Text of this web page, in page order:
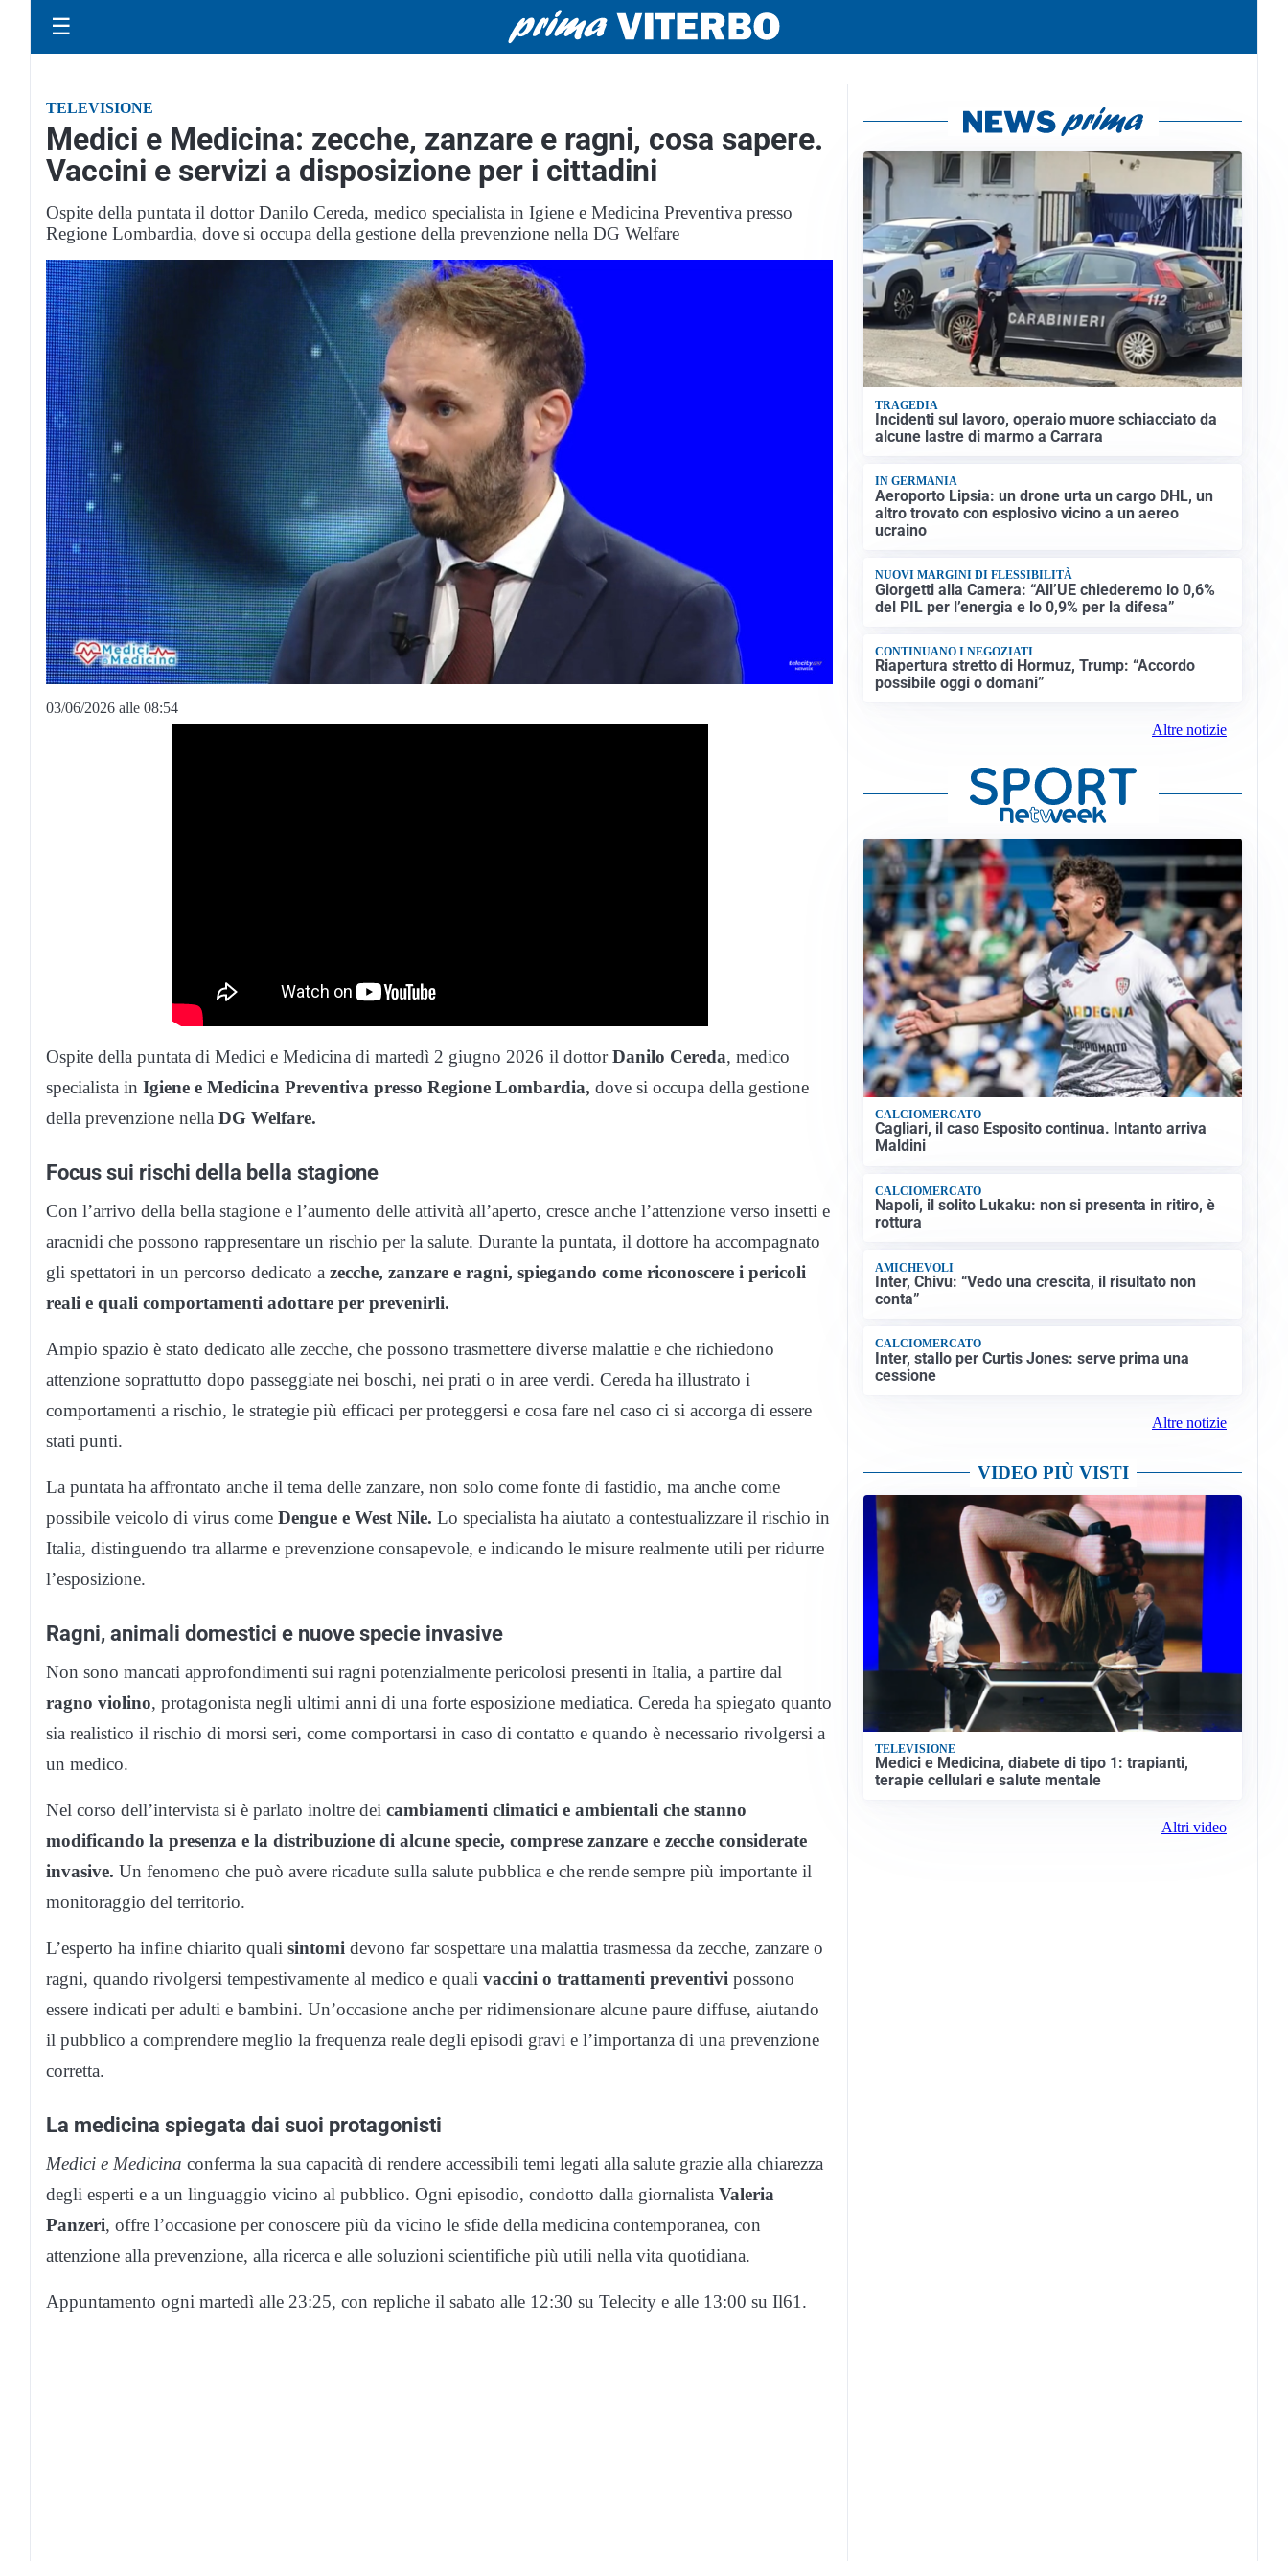
☰
TELEVISIONE
Medici e Medicina: zecche, zanzare e ragni, cosa sapere.
Vaccini e servizi a disposizione per i cittadini
Ospite della puntata il dottor Danilo Cereda, medico specialista in Igiene e Medicina Preventiva presso
Regione Lombardia, dove si occupa della gestione della prevenzione nella DG Welfare
03/06/2026 alle 08:54
Ospite della puntata di Medici e Medicina di martedì 2 giugno 2026 il dottorDanilo Cereda, medico
specialista in Igiene e Medicina Preventiva presso Regione Lombardia, dove si occupa della gestione
della prevenzione nella DG Welfare.
Focus sui rischi della bella stagione
Con l’arrivo della bella stagione e l’aumento delle attività all’aperto, cresce anche l’attenzione verso insetti e
aracnidi che possono rappresentare un rischio per la salute. Durante la puntata, il dottore ha accompagnato
gli spettatori in un percorso dedicato a zecche, zanzare e ragni, spiegando come riconoscere i pericoli
reali e quali comportamenti adottare per prevenirli.
Ampio spazio è stato dedicato alle zecche, che possono trasmettere diverse malattie e che richiedono
attenzione soprattutto dopo passeggiate nei boschi, nei prati o in aree verdi. Cereda ha illustrato i
comportamenti a rischio, le strategie più efficaci per proteggersi e cosa fare nel caso ci si accorga di essere
stati punti.
La puntata ha affrontato anche il tema delle zanzare, non solo come fonte di fastidio, ma anche come
possibile veicolo di virus come Dengue e West Nile. Lo specialista ha aiutato a contestualizzare il rischio in
Italia, distinguendo tra allarme e prevenzione consapevole, e indicando le misure realmente utili per ridurre
l’esposizione.
Ragni, animali domestici e nuove specie invasive
Non sono mancati approfondimenti sui ragni potenzialmente pericolosi presenti in Italia, a partire dal
ragno violino, protagonista negli ultimi anni di una forte esposizione mediatica. Cereda ha spiegato quanto
sia realistico il rischio di morsi seri, come comportarsi in caso di contatto e quando è necessario rivolgersi a
un medico.
Nel corso dell’intervista si è parlato inoltre dei cambiamenti climatici e ambientali che stanno
modificando la presenza e la distribuzione di alcune specie, comprese zanzare e zecche considerate
invasive. Un fenomeno che può avere ricadute sulla salute pubblica e che rende sempre più importante il
monitoraggio del territorio.
L’esperto ha infine chiarito quali sintomi devono far sospettare una malattia trasmessa da zecche, zanzare o
ragni, quando rivolgersi tempestivamente al medico e quali vaccini o trattamenti preventivi possono
essere indicati per adulti e bambini. Un’occasione anche per ridimensionare alcune paure diffuse, aiutando
il pubblico a comprendere meglio la frequenza reale degli episodi gravi e l’importanza di una prevenzione
corretta.
La medicina spiegata dai suoi protagonisti
Medici e Medicina conferma la sua capacità di rendere accessibili temi legati alla salute grazie alla chiarezza
degli esperti e a un linguaggio vicino al pubblico. Ogni episodio, condotto dalla giornalista Valeria
Panzeri, offre l’occasione per conoscere più da vicino le sfide della medicina contemporanea, con
attenzione alla prevenzione, alla ricerca e alle soluzioni scientifiche più utili nella vita quotidiana.
Appuntamento ogni martedì alle 23:25, con repliche il sabato alle 12:30 su Telecity e alle 13:00 su Il61.
TRAGEDIA
Incidenti sul lavoro, operaio muore schiacciato da
alcune lastre di marmo a Carrara
IN GERMANIA
Aeroporto Lipsia: un drone urta un cargo DHL, un
altro trovato con esplosivo vicino a un aereo
ucraino
NUOVI MARGINI DI FLESSIBILITÀ
Giorgetti alla Camera: “All’UE chiederemo lo 0,6%
del PIL per l’energia e lo 0,9% per la difesa”
CONTINUANO I NEGOZIATI
Riapertura stretto di Hormuz, Trump: “Accordo
possibile oggi o domani”
Altre notizie
CALCIOMERCATO
Cagliari, il caso Esposito continua. Intanto arriva
Maldini
CALCIOMERCATO
Napoli, il solito Lukaku: non si presenta in ritiro, è
rottura
AMICHEVOLI
Inter, Chivu: “Vedo una crescita, il risultato non
conta”
CALCIOMERCATO
Inter, stallo per Curtis Jones: serve prima una
cessione
Altre notizie
VIDEO PIÙ VISTI
TELEVISIONE
Medici e Medicina, diabete di tipo 1: trapianti,
terapie cellulari e salute mentale
Altri video